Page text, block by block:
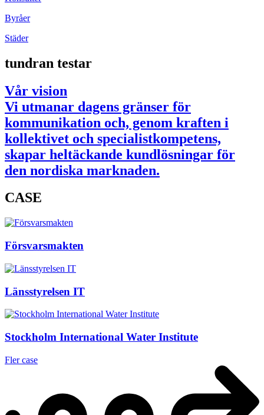
Byråer
Städer
tundran testar
Vår vision
Vi utmanar dagens gränser för
kommunikation och, genom kraften i
kollektivet och specialistkompetens,
skapar heltäckande kundlösningar för
den nordiska marknaden.
CASE
Försvarsmakten
Länsstyrelsen IT
Stockholm International Water Institute
Fler case